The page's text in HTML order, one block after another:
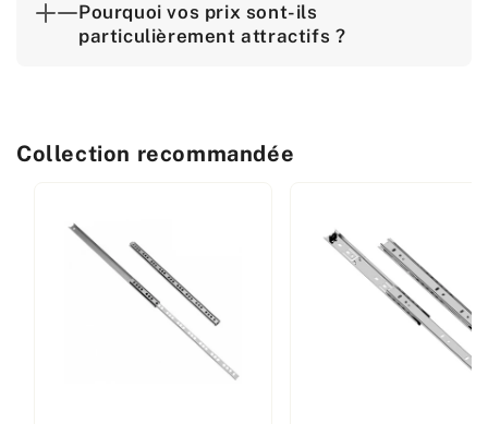
Pourquoi vos prix sont-ils
particulièrement attractifs ?
Collection recommandée